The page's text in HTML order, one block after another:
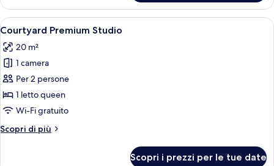
Accessible
Studio
Apri
tutte
le
foto
per
Courtyard
Premium
Camera da letto moderna con una
4
Courtyard Premium Studio
20 m²
1 camera
Per 2 persone
1 letto queen
Wi-Fi gratuito
Scopri di più
Altri
Scopri i prezzi per le tue date